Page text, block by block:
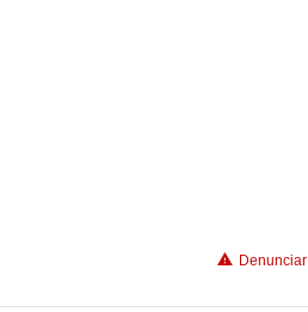
Denunciar